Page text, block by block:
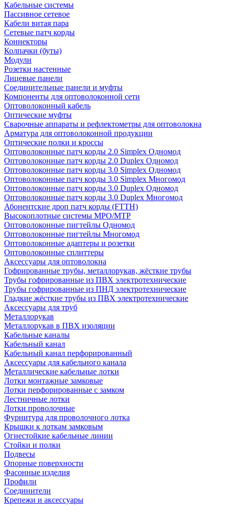
Кабельные системы
Пассивное сетевое
Кабели витая пара
Сетевые патч корды
Коннекторы
Колпачки (буты)
Модули
Розетки настенные
Лицевые панели
Соединительные панели и муфты
Компоненты для оптоволоконной сети
Оптоволоконный кабель
Оптические муфты
Сварочные аппараты и рефлектометры для оптоволокна
Арматура для оптоволоконной продукции
Оптические полки и кроссы
Оптоволоконные патч корды 2.0 Simplex Одномод
Оптоволоконные патч корды 2.0 Duplex Одномод
Оптоволоконные патч корды 3.0 Simplex Одномод
Оптоволоконные патч корды 3.0 Simplex Многомод
Оптоволоконные патч корды 3.0 Duplex Одномод
Оптоволоконные патч корды 3.0 Duplex Многомод
Абонентские дроп патч корды (FTTH)
Высокоплотные системы MPO/MTP
Оптоволоконные пигтейлы Одномод
Оптоволоконные пигтейлы Многомод
Оптоволоконные адаптеры и розетки
Оптоволоконные сплиттеры
Аксессуары для оптоволокна
Гофрированные трубы, металлорукав, жёсткие трубы
Трубы гофрированные из ПВХ электротехнические
Трубы гофрированные из ПНД электротехнические
Гладкие жёсткие трубы из ПВХ электротехнические
Аксессуары для труб
Металлорукав
Металлорукав в ПВХ изоляции
Кабельные каналы
Кабельный канал
Кабельный канал перфорированный
Аксессуары для кабельного канала
Металлические кабельные лотки
Лотки монтажные замковые
Лотки перфорированные с замком
Лестничные лотки
Лотки проволочные
Фурнитура для проволочного лотка
Крышки к лоткам замковым
Огнестойкие кабельные линии
Стойки и полки
Подвесы
Опорные поверхности
Фасонные изделия
Профили
Соединители
Крепежи и аксессуары